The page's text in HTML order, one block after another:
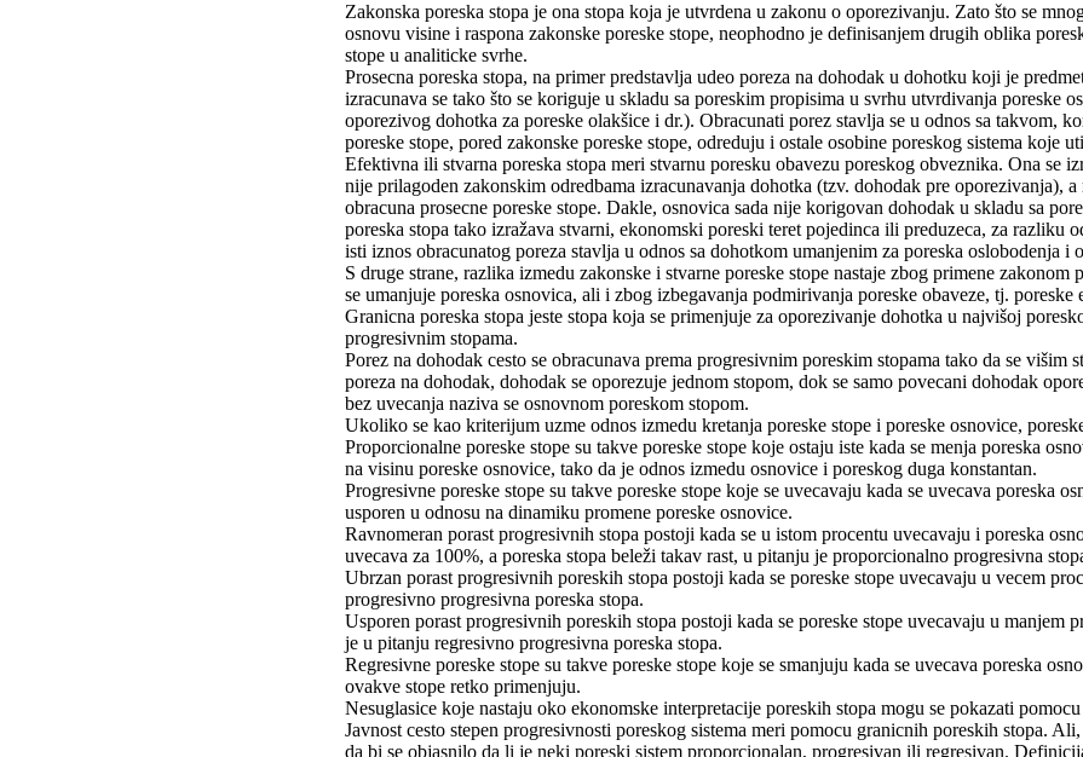
Zakonska poreska stopa je ona stopa koja je utvrdena u zakonu o oporezivanju. Zato što se
osnovu visine i raspona zakonske poreske stope, neophodno je definisanjem drugih oblika
stope u analiticke svrhe.
Prosecna poreska stopa, na primer predstavlja udeo poreza na dohodak u dohotku koji je
izracunava se tako što se koriguje u skladu sa poreskim propisima u svrhu utvrdivanja poreske
oporezivog dohotka za poreske olakšice i dr.). Obracunati porez stavlja se u odnos sa takvom,
poreske stope, pored zakonske poreske stope, odreduju i ostale osobine poreskog sistema koje
Efektivna ili stvarna poreska stopa meri stvarnu poresku obavezu poreskog obveznika. Ona se
nije prilagoden zakonskim odredbama izracunavanja dohotka (tzv. dohodak pre oporezivanja),
obracuna prosecne poreske stope. Dakle, osnovica sada nije korigovan dohodak u skladu sa
poreska stopa tako izražava stvarni, ekonomski poreski teret pojedinca ili preduzeca, za razliku
isti iznos obracunatog poreza stavlja u odnos sa dohotkom umanjenim za poreska oslobodenja i
S druge strane, razlika izmedu zakonske i stvarne poreske stope nastaje zbog primene
se umanjuje poreska osnovica, ali i zbog izbegavanja podmirivanja poreske obaveze, tj. poreske
Granicna poreska stopa jeste stopa koja se primenjuje za oporezivanje dohotka u najvišoj
progresivnim stopama.
Porez na dohodak cesto se obracunava prema progresivnim poreskim stopama tako da se
poreza na dohodak, dohodak se oporezuje jednom stopom, dok se samo povecani dohodak
bez uvecanja naziva se osnovnom poreskom stopom.
Ukoliko se kao kriterijum uzme odnos izmedu kretanja poreske stope i poreske osnovice,
Proporcionalne poreske stope su takve poreske stope koje ostaju iste kada se menja poreska
na visinu poreske osnovice, tako da je odnos izmedu osnovice i poreskog duga konstantan.
Progresivne poreske stope su takve poreske stope koje se uvecavaju kada se uvecava poreska
usporen u odnosu na dinamiku promene poreske osnovice.
Ravnomeran porast progresivnih stopa postoji kada se u istom procentu uvecavaju i poreska
uvecava za 100%, a poreska stopa beleži takav rast, u pitanju je proporcionalno progresivna
Ubrzan porast progresivnih poreskih stopa postoji kada se poreske stope uvecavaju u vecem
progresivno progresivna poreska stopa.
Usporen porast progresivnih poreskih stopa postoji kada se poreske stope uvecavaju u manjem
je u pitanju regresivno progresivna poreska stopa.
Regresivne poreske stope su takve poreske stope koje se smanjuju kada se uvecava poreska
ovakve stope retko primenjuju.
Nesuglasice koje nastaju oko ekonomske interpretacije poreskih stopa mogu se pokazati
Javnost cesto stepen progresivnosti poreskog sistema meri pomocu granicnih poreskih stopa.
da bi se objasnilo da li je neki poreski sistem proporcionalan, progresivan ili regresivan.